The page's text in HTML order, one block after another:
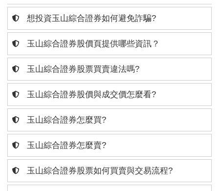
想投資玉山綜合證券如何避免詐騙?
玉山綜合證券股價頁提供哪些資訊？
玉山綜合證券股票買賣違法嗎?
玉山綜合證券股價與成交價怎麼看?
玉山綜合證券怎麼買?
玉山綜合證券怎麼賣?
玉山綜合證券股票如何買賣與交易流程?